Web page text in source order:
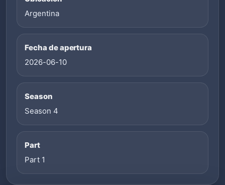
Argentina
Fecha de apertura
2026-06-10
Season
Season 4
Part
Part 1